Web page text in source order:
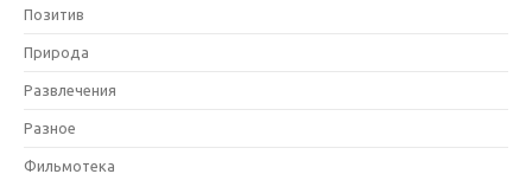
Позитив
Природа
Развлечения
Разное
Фильмотека